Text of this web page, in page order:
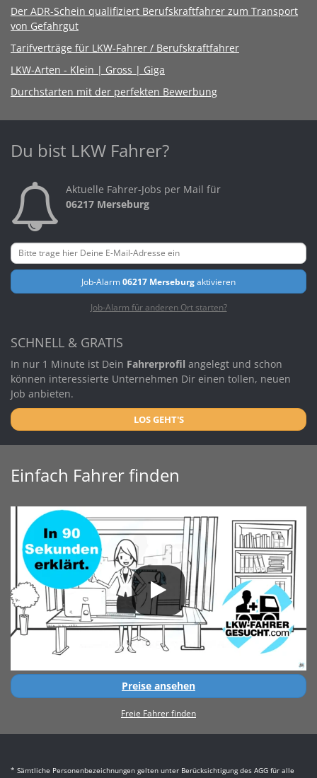
Der ADR-Schein qualifiziert Berufskraftfahrer zum Transport
von Gefahrgut
Tarifverträge für LKW-Fahrer / Berufskraftfahrer
LKW-Arten - Klein | Gross | Giga
Durchstarten mit der perfekten Bewerbung
Du bist LKW Fahrer?
Aktuelle Fahrer-Jobs per Mail für
06217 Merseburg
Job-Alarm06217 Merseburgaktivieren
Job-Alarm für anderen Ort starten?
SCHNELL & GRATIS
In nur 1 Minute ist Dein Fahrerprofil angelegt und schon
können interessierte Unternehmen Dir einen tollen, neuen
Job anbieten.
LOS GEHT'S
Einfach Fahrer finden
Preise ansehen
Freie Fahrer finden
* Sämtliche Personenbezeichnungen gelten unter Berücksichtigung des AGG für alle